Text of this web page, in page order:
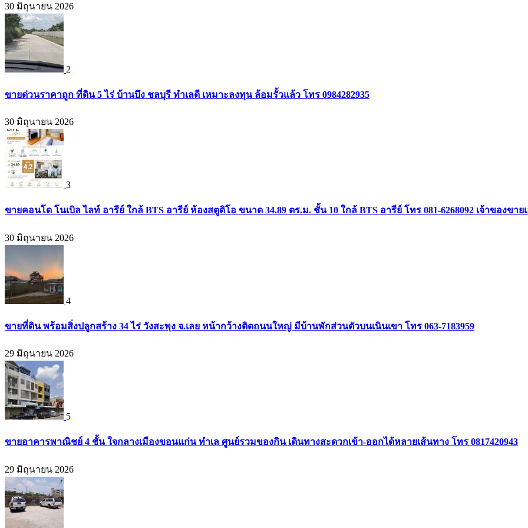
30 มิถุนายน 2026
2
ขายด่วนราคาถูก ที่ดิน 5 ไร่ บ้านบึง ชลบุรี ทำเลดี เหมาะลงทุน ล้อมรั้วแล้ว โทร 0984282935
30 มิถุนายน 2026
3
ขายคอนโด โนเบิล ไลท์ อารีย์ ใกล้ BTS อารีย์ ห้องสตูดิโอ ขนาด 34.89 ตร.ม. ชั้น 10 ใกล้ BTS อารีย์ โทร 081-6268092 เจ้าของขาย
30 มิถุนายน 2026
4
ขายที่ดิน พร้อมสิ่งปลูกสร้าง 34 ไร่ วังสะพุง จ.เลย หน้ากว้างติดถนนใหญ่ มีบ้านพักส่วนตัวบนเนินเขา โทร 063-7183959
29 มิถุนายน 2026
5
ขายอาคารพาณิชย์ 4 ชั้น ใจกลางเมืองขอนแก่น ทำเล ศูนย์รวมของกิน เดินทางสะดวกเข้า-ออกได้หลายเส้นทาง โทร 0817420943
29 มิถุนายน 2026